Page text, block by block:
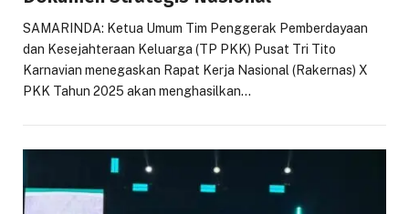
SAMARINDA: Ketua Umum Tim Penggerak Pemberdayaan
dan Kesejahteraan Keluarga (TP PKK) Pusat Tri Tito
Karnavian menegaskan Rapat Kerja Nasional (Rakernas) X
PKK Tahun 2025 akan menghasilkan…